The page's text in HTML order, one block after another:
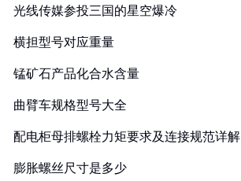
光线传媒参投三国的星空爆冷
横担型号对应重量
锰矿石产品化合水含量
曲臂车规格型号大全
配电柜母排螺栓力矩要求及连接规范详解
膨胀螺丝尺寸是多少